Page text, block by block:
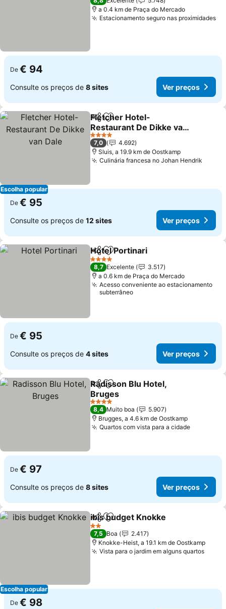
a 0.4 km de Praça do Mercado
Estacionamento seguro nas proximidades
De € 94
Consulte os preços de 8 sites Ver preços
Escolha popular
PartilharAdicionar aos favoritos
Fletcher Hotel-
Restaurant De Dikke van
Dale
4 Estrelas
7,0
4.692
Sluis, a 19.9 km de Oostkamp
Culinária francesa no Johan Hendrik
De € 95
Consulte os preços de 12 sites Ver preços
PartilharAdicionar aos favoritos
Hotel Portinari
4 Estrelas
8,7 Excelente
3.517
a 0.6 km de Praça do Mercado
Acesso conveniente ao estacionamento
subterrâneo
De € 95
Consulte os preços de 4 sites Ver preços
PartilharAdicionar aos favoritos
Radisson Blu Hotel,
Bruges
4 Estrelas
8,4 Muito boa
5.907
Brugges, a 4.6 km de Oostkamp
Quartos com vista para a cidade
De € 97
Consulte os preços de 8 sites Ver preços
Escolha popular
PartilharAdicionar aos favoritos
ibis budget Knokke
2 Estrelas
7,5 Boa
2.417
Knokke-Heist, a 19.1 km de Oostkamp
Vista para o jardim em alguns quartos
De € 98